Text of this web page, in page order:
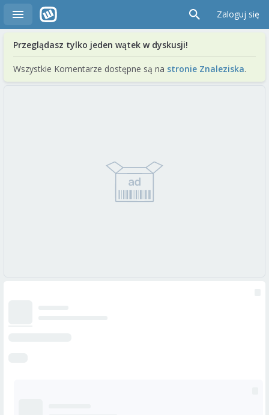
Zaloguj się
Przeglądasz tylko jeden wątek w dyskusji!
Wszystkie Komentarze dostępne są na stronie Znaleziska.